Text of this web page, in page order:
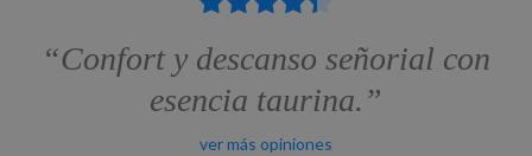
“Confort y descanso señorial con
esencia taurina.”
ver más opiniones